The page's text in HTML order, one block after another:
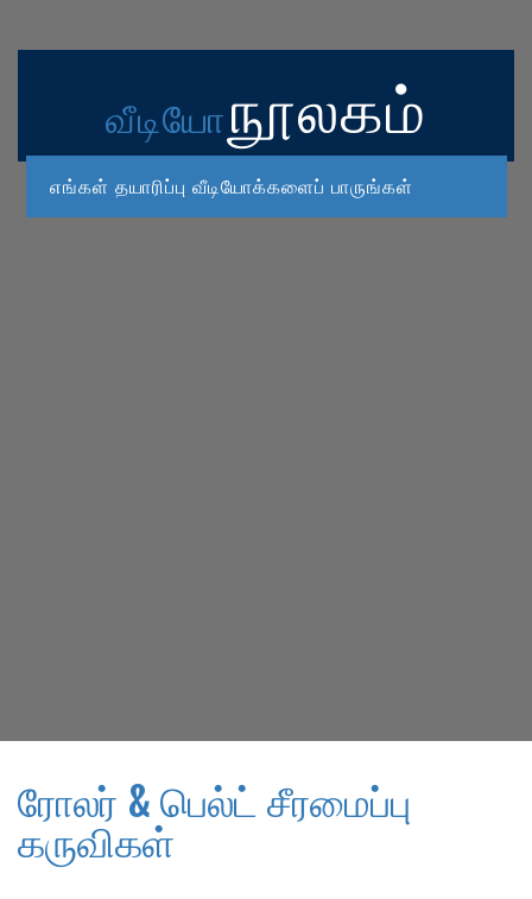
வீடியோநூலகம்
எங்கள் தயாரிப்பு வீடியோக்களைப் பாருங்கள்
ரோலர் & பெல்ட் சீரமைப்பு
கருவிகள்